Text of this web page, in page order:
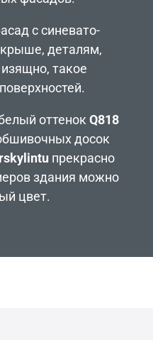
с синевато-
крыше, деталям,
такое
оттенок Q818
досок
прекрасно
здания можно
цвет.